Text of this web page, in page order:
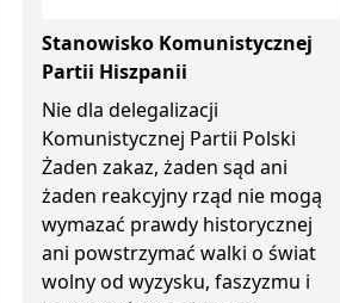
Stanowisko Komunistycznej
Partii Hiszpanii
Nie dla delegalizacji
Komunistycznej Partii Polski
Żaden zakaz, żaden sąd ani
żaden reakcyjny rząd nie mogą
wymazać prawdy historycznej
ani powstrzymać walki o świat
wolny od wyzysku, faszyzmu i